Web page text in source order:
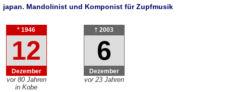
japan. Mandolinist und Komponist für Zupfmusik
* 1946
12
Dezember
vor 80 Jahren
in Kobe
† 2003
6
Dezember
vor 23 Jahren